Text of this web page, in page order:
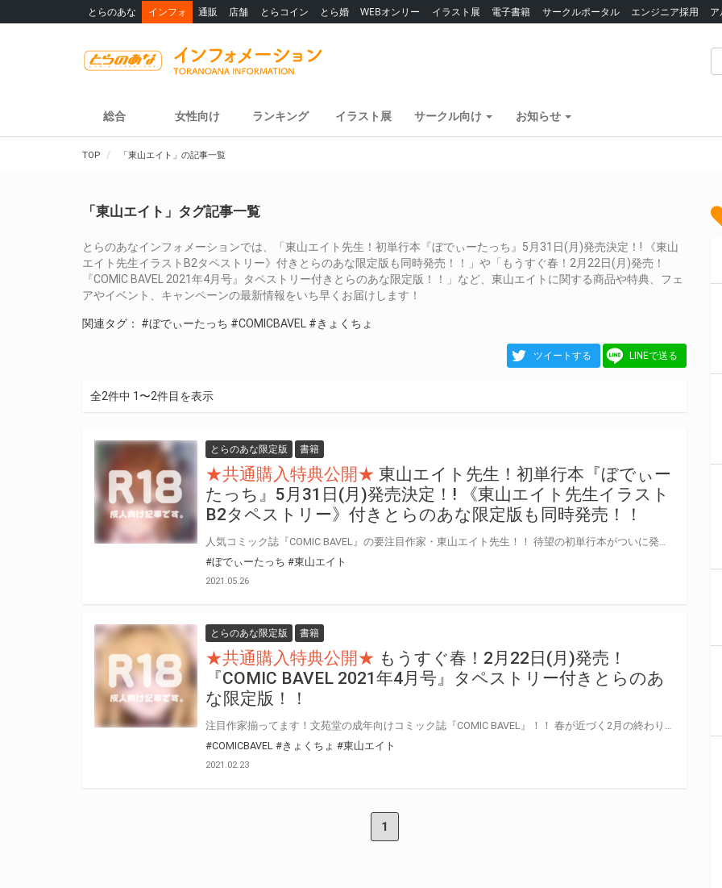
とらのあな インフォ 通販 店舗 とらコイン とら婚 WEBオンリー イラスト展 電子書籍 サークルポータル エンジニア採用
総合 女性向け ランキング イラスト展 サークル向け お知らせ
TOP 「東山エイト」の記事一覧
「東山エイト」タグ記事一覧
とらのあなインフォメーションでは、「東山エイト先生！初単行本『ぼでぃーたっち』5月31日(月)発売決定！! 《東山
エイト先生イラストB2タペストリー》付きとらのあな限定版も同時発売！！」や「もうすぐ春！2月22日(月)発売！
『COMIC BAVEL 2021年4月号』タペストリー付きとらのあな限定版！！」など、東山エイトに関する商品や特典、フェ
アやイベント、キャンペーンの最新情報をいち早くお届けします！
関連タグ： #ぼでぃーたっち #COMICBAVEL #きょくちょ
ツイートする LINEで送る
全2件中 1〜2件目を表示
とらのあな限定版 書籍
★共通購入特典公開★ 東山エイト先生！初単行本『ぼでぃー
たっち』5月31日(月)発売決定！! 《東山エイト先生イラスト
B2タペストリー》付きとらのあな限定版も同時発売！！
#ぼでぃーたっち #東山エイト
2021.05.26
とらのあな限定版 書籍
★共通購入特典公開★ もうすぐ春！2月22日(月)発売！
『COMIC BAVEL 2021年4月号』タペストリー付きとらのあ
な限定版！！
#COMICBAVEL #きょくちょ #東山エイト
2021.02.23
1